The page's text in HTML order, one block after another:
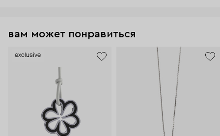
вам может понравиться
exclusive